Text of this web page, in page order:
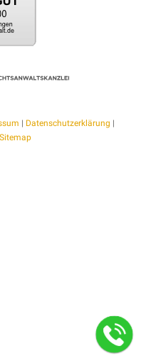
| Datenschutzerklärung |
Sitemap